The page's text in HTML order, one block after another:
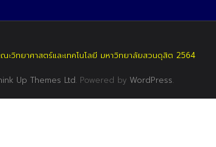
ะวิทยาศาสตร์และเทคโนโลยี มหาวิทยาลัยสวนดุสิต 2564
Up Themes Ltd. Powered by WordPress.